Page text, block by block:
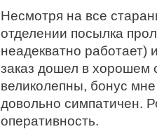
Несмотря на все
отделении посылка
неадекватно работает)
заказ дошел в хорошем
великолепны, бонус
довольно симпатичен.
оперативность.